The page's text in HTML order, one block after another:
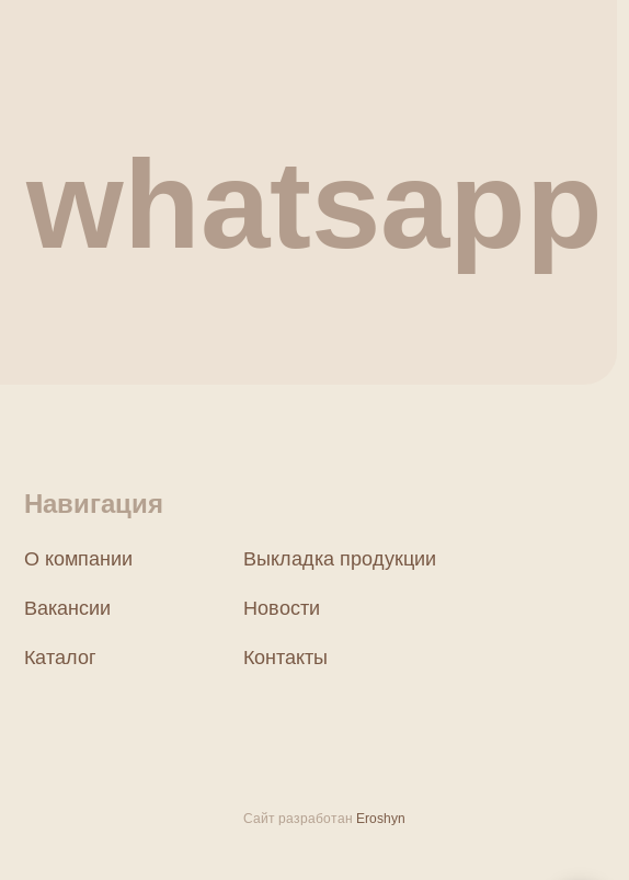
whatsapp
Навигация
О компании
Вакансии
Каталог
Выкладка продукции
Новости
Контакты
Сайт разработан Eroshyn